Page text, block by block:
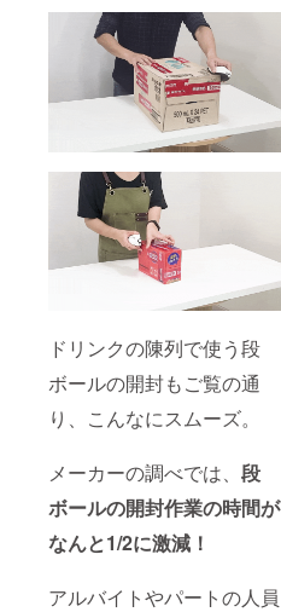
ドリンクの陳列で使う段
ボールの開封もご覧の通
り、こんなにスムーズ。
メーカーの調べでは、 段
ボールの開封作業の時間が
なんと1/2に激減！
アルバイトやパートの人員